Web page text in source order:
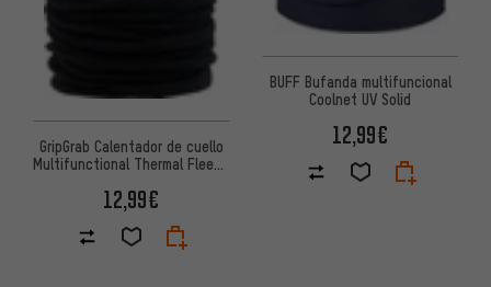
GripGrab Calentador de cuello
Multifunctional Thermal Fleece
12,99€
BUFF Bufanda multifuncional
Coolnet UV Solid
12,99€